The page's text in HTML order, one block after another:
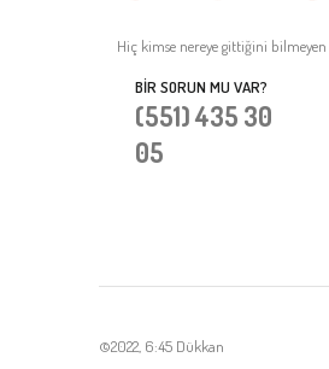
Hiç kimse nereye gittiğini
BIR SORUN MU VAR?
(551) 435 30
05
©2022, 6:45 Dükkan